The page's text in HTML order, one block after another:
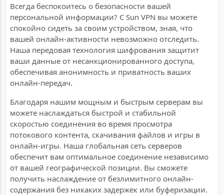
Всегда беспокоитесь о безопасности вашей
персональной информации? С Sun VPN вы можете
спокойно сидеть за своим устройством, зная, что
вашей онлайн-активности невозможно отследить.
Наша передовая технология шифрования защитит
ваши данные от несанкционированного доступа,
обеспечивая анонимность и приватность ваших
онлайн-передач.
Благодаря нашим мощным и быстрым серверам вы
можете наслаждаться быстрой и стабильной
скоростью соединения во время просмотра
потокового контента, скачивания файлов и игры в
онлайн-игры. Наша глобальная сеть серверов
обеспечит вам оптимальное соединение независимо
от вашей географической позиции. Вы сможете
получить наслаждение от безлимитного онлайн-
содержания без никаких задержек или буферизации.